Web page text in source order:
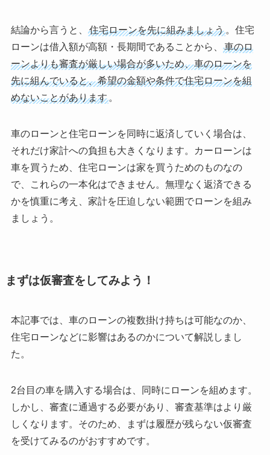
結論から言うと、 住宅ローンを先に組みましょう。住宅
ローンは借入額が高額・長期間であることから、
車のロ
ーンよりも審査が厳しい場合が多いため、車のローンを
先に組んでいると、希望の金額や条件で住宅ローンを組
めないことがあります。
車のローンと住宅ローンを同時に返済していく場合は、
それだけ家計への負担も大きくなります。カーローンは
車を買うため、住宅ローンは家を買うためのものなの
で、これらの一本化はできません。無理なく返済できる
かを慎重に考え、家計を圧迫しない範囲でローンを組み
ましょう。
まずは仮審査をしてみよう！
本記事では、車のローンの複数掛け持ちは可能なのか、
住宅ローンなどに影響はあるのかについて解説しまし
た。
2台目の車を購入する場合は、同時にローンを組めます。
しかし、審査に通過する必要があり、審査基準はより厳
しくなります。そのため、まずは履歴が残らない仮審査
を受けてみるのがおすすめです。